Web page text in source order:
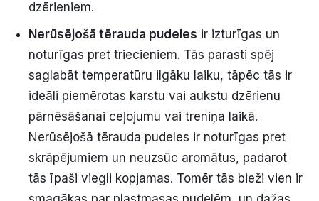
dzērieniem.
Nerūsējošā tērauda pudeles ir izturīgas un
noturīgas pret triecieniem. Tās parasti spēj
saglabāt temperatūru ilgāku laiku, tāpēc tās ir
ideāli piemērotas karstu vai aukstu dzērienu
pārnēsāšanai ceļojumu vai treniņa laikā.
Nerūsējošā tērauda pudeles ir noturīgas pret
skrāpējumiem un neuzsūc aromātus, padarot
tās īpaši viegli kopjamas. Tomēr tās bieži vien ir